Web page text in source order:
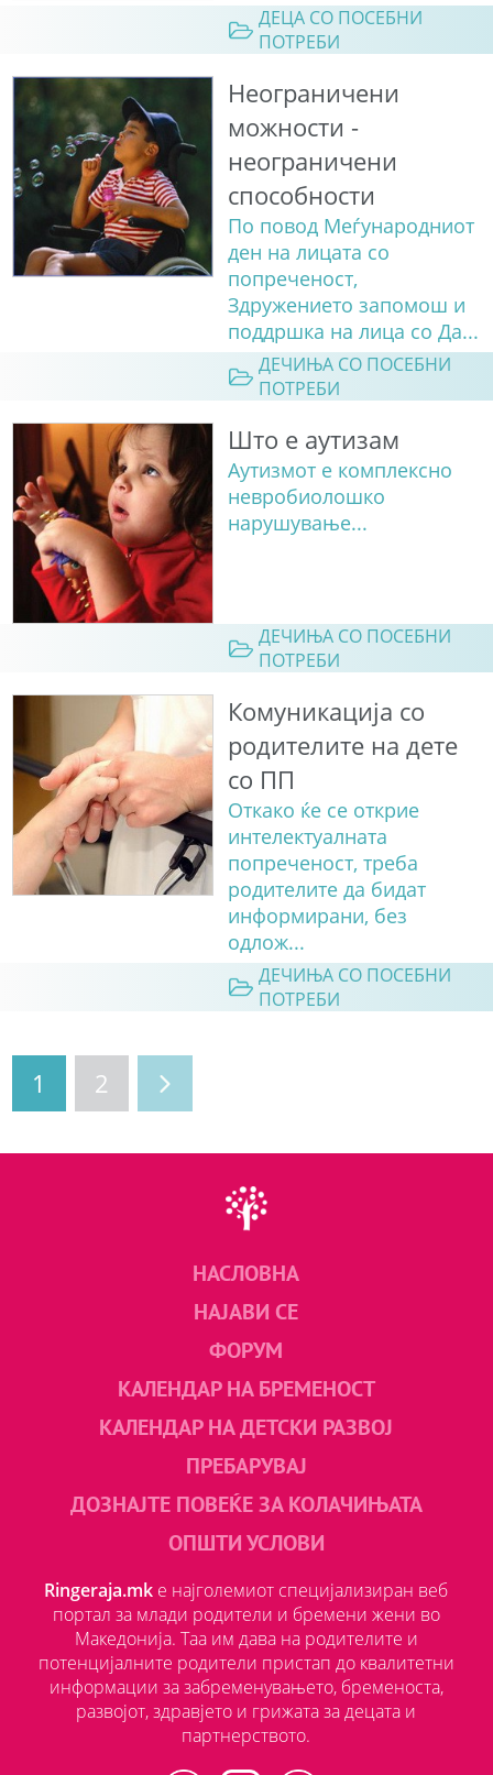
ДЕЦА СО ПОСЕБНИ
ПОТРЕБИ
Неограничени
можности -
неограничени
способности
По повод Меѓународниот
ден на лицата со
попреченост,
Здружението запомош и
поддршка на лица со Да...
ДЕЧИЊА СО ПОСЕБНИ
ПОТРЕБИ
Што е аутизам
Аутизмот е комплексно
невробиолошко
нарушување...
ДЕЧИЊА СО ПОСЕБНИ
ПОТРЕБИ
Комуникација со
родителите на дете
со ПП
Откако ќе се открие
интелектуалната
попреченост, треба
родителите да бидат
информирани, без
одлож...
ДЕЧИЊА СО ПОСЕБНИ
ПОТРЕБИ
1 2
НАСЛОВНА
НАЈАВИ СЕ
ФОРУМ
КАЛЕНДАР НА БРЕМЕНОСТ
КАЛЕНДАР НА ДЕТСКИ РАЗВОЈ
ПРЕБАРУВАЈ
ДОЗНАЈТЕ ПОВЕЌЕ ЗА КОЛАЧИЊАТА
ОПШТИ УСЛОВИ
Ringeraja.mk е најголемиот специјализиран веб
портал за млади родители и бремени жени во
Македонија. Таа им дава на родителите и
потенцијалните родители пристап до квалитетни
информации за забременувањето, бременоста,
развојот, здравјето и грижата за децата и
партнерството.